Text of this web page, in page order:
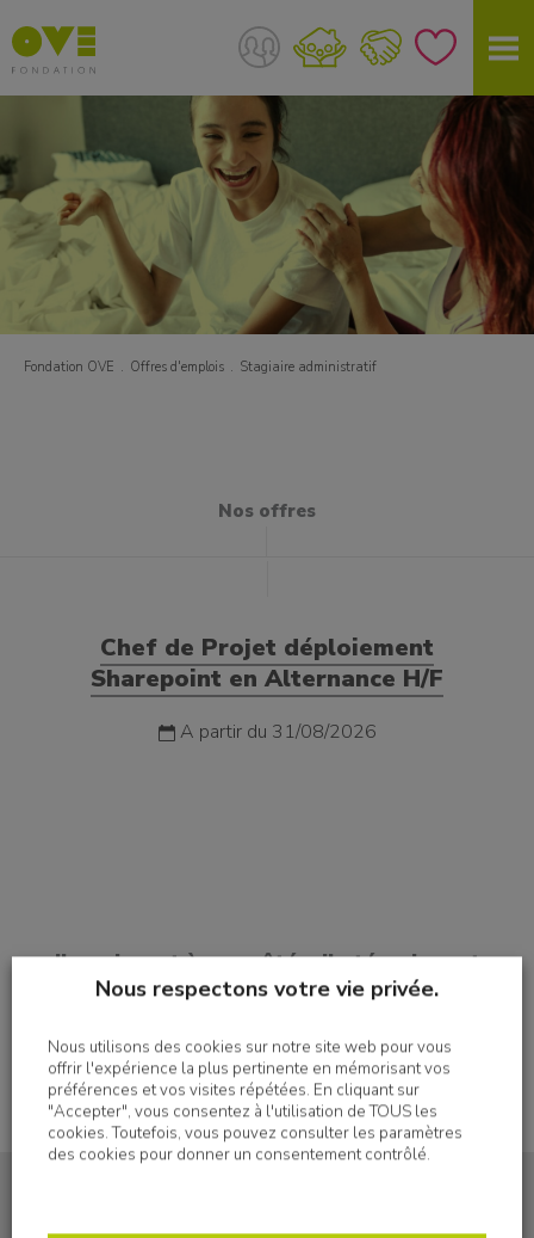
Fondation OVE Offres d'emplois Stagiaire administratif
Nos offres
Chef de Projet déploiement
Sharepoint en Alternance H/F
A partir du 31/08/2026
Ils agissent à nos côtés, ils témoignent
Nous respectons votre vie privée.
Nous utilisons des cookies sur notre site web pour vous
offrir l'expérience la plus pertinente en mémorisant vos
préférences et vos visites répétées. En cliquant sur
"Accepter", vous consentez à l'utilisation de TOUS les
cookies. Toutefois, vous pouvez consulter les paramètres
des cookies pour donner un consentement contrôlé.